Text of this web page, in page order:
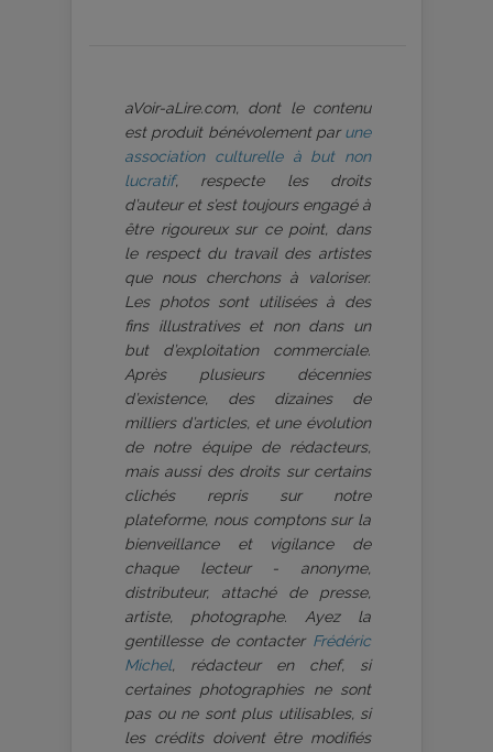
aVoir-aLire.com, dont le contenu
est produit bénévolement par une
association culturelle à but non
lucratif, respecte les droits
d’auteur et s’est toujours engagé à
être rigoureux sur ce point, dans
le respect du travail des artistes
que nous cherchons à valoriser.
Les photos sont utilisées à des
fins illustratives et non dans un
but d’exploitation commerciale.
Après plusieurs décennies
d’existence, des dizaines de
milliers d’articles, et une évolution
de notre équipe de rédacteurs,
mais aussi des droits sur certains
clichés repris sur notre
plateforme, nous comptons sur la
bienveillance et vigilance de
chaque lecteur - anonyme,
distributeur, attaché de presse,
artiste, photographe. Ayez la
gentillesse de contacter Frédéric
Michel, rédacteur en chef, si
certaines photographies ne sont
pas ou ne sont plus utilisables, si
les crédits doivent être modifiés